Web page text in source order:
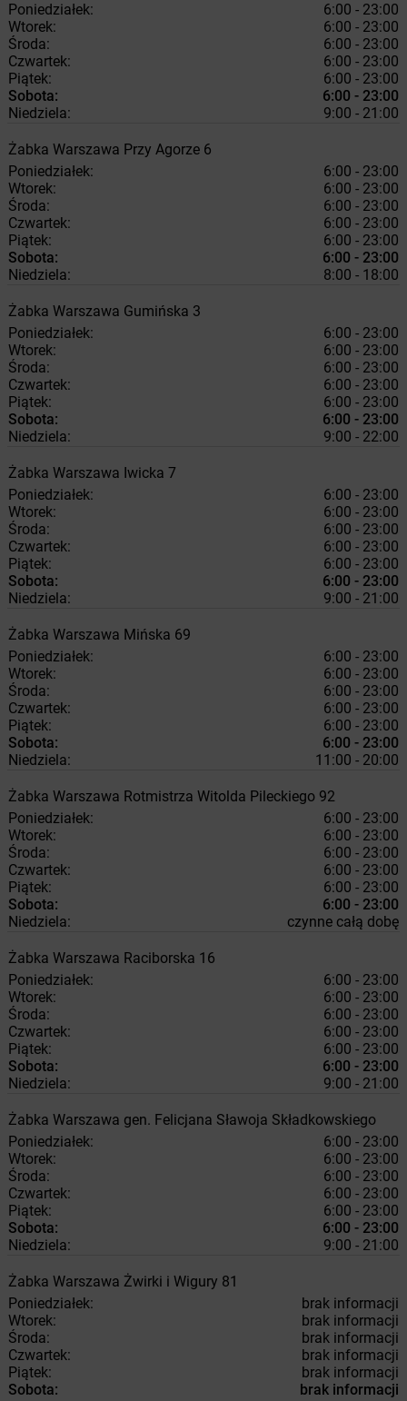
Poniedziałek:
6:00 - 23:00
Wtorek:
6:00 - 23:00
Środa:
6:00 - 23:00
Czwartek:
6:00 - 23:00
Piątek:
6:00 - 23:00
Sobota:
6:00 - 23:00
Niedziela:
9:00 - 21:00
Żabka Warszawa Przy Agorze 6
Poniedziałek:
6:00 - 23:00
Wtorek:
6:00 - 23:00
Środa:
6:00 - 23:00
Czwartek:
6:00 - 23:00
Piątek:
6:00 - 23:00
Sobota:
6:00 - 23:00
Niedziela:
8:00 - 18:00
Żabka Warszawa Gumińska 3
Poniedziałek:
6:00 - 23:00
Wtorek:
6:00 - 23:00
Środa:
6:00 - 23:00
Czwartek:
6:00 - 23:00
Piątek:
6:00 - 23:00
Sobota:
6:00 - 23:00
Niedziela:
9:00 - 22:00
Żabka Warszawa Iwicka 7
Poniedziałek:
6:00 - 23:00
Wtorek:
6:00 - 23:00
Środa:
6:00 - 23:00
Czwartek:
6:00 - 23:00
Piątek:
6:00 - 23:00
Sobota:
6:00 - 23:00
Niedziela:
9:00 - 21:00
Żabka Warszawa Mińska 69
Poniedziałek:
6:00 - 23:00
Wtorek:
6:00 - 23:00
Środa:
6:00 - 23:00
Czwartek:
6:00 - 23:00
Piątek:
6:00 - 23:00
Sobota:
6:00 - 23:00
Niedziela:
11:00 - 20:00
Żabka Warszawa Rotmistrza Witolda Pileckiego 92
Poniedziałek:
6:00 - 23:00
Wtorek:
6:00 - 23:00
Środa:
6:00 - 23:00
Czwartek:
6:00 - 23:00
Piątek:
6:00 - 23:00
Sobota:
6:00 - 23:00
Niedziela:
czynne całą dobę
Żabka Warszawa Raciborska 16
Poniedziałek:
6:00 - 23:00
Wtorek:
6:00 - 23:00
Środa:
6:00 - 23:00
Czwartek:
6:00 - 23:00
Piątek:
6:00 - 23:00
Sobota:
6:00 - 23:00
Niedziela:
9:00 - 21:00
Żabka Warszawa gen. Felicjana Sławoja Składkowskiego
Poniedziałek:
6:00 - 23:00
Wtorek:
6:00 - 23:00
Środa:
6:00 - 23:00
Czwartek:
6:00 - 23:00
Piątek:
6:00 - 23:00
Sobota:
6:00 - 23:00
Niedziela:
9:00 - 21:00
Żabka Warszawa Żwirki i Wigury 81
Poniedziałek:
brak informacji
Wtorek:
brak informacji
Środa:
brak informacji
Czwartek:
brak informacji
Piątek:
brak informacji
Sobota:
brak informacji